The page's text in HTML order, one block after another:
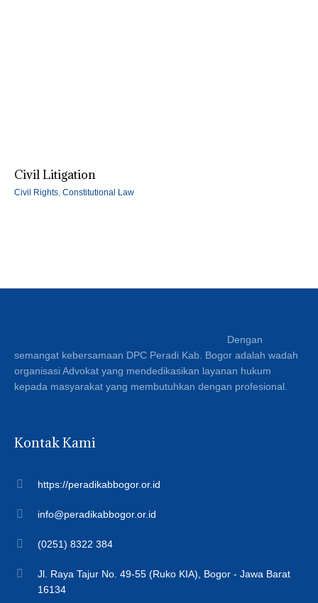
Civil Litigation
Civil Rights Constitutional Law
Dengan
semangat kebersamaan DPC Peradi Kab. Bogor adalah wadah
organisasi Advokat yang mendedikasikan layanan hukum
kepada masyarakat yang membutuhkan dengan profesional.
Kontak Kami
https://peradikabbogor.or.id
info@peradikabbogor.or.id
(0251) 8322 384
Jl. Raya Tajur No. 49-55 (Ruko KIA), Bogor - Jawa Barat
16134